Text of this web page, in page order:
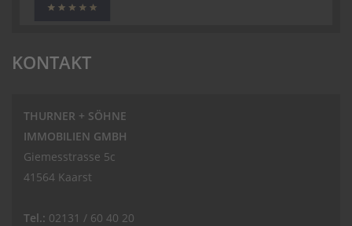
KONTAKT
THURNER + SÖHNE
IMMOBILIEN GMBH
Giemesstrasse 5c
41564 Kaarst
Tel.: 02131 / 60 40 20